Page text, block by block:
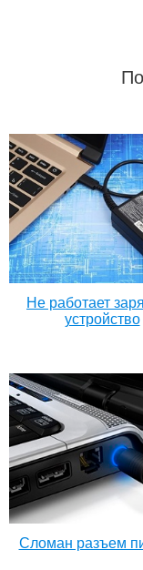
Не работает
устройство
Сломан разъем